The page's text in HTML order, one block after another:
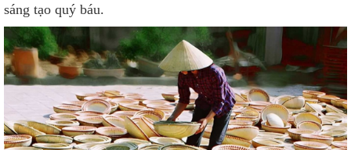
sáng tạo quý báu.